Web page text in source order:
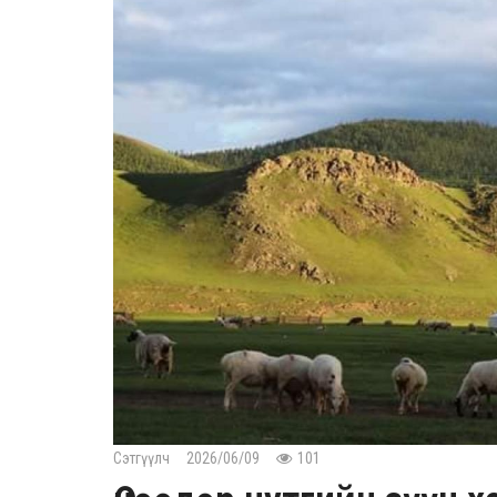
Сэтгүүлч 2026/06/09 101